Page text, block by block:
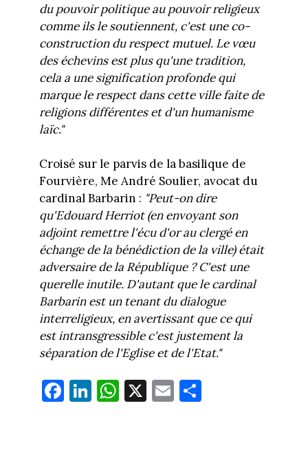
du pouvoir politique au pouvoir religieux
comme ils le soutiennent, c'est une co-
construction du respect mutuel. Le vœu
des échevins est plus qu'une tradition,
cela a une signification profonde qui
marque le respect dans cette ville faite de
religions différentes et d'un humanisme
laïc."
Croisé sur le parvis de la basilique de
Fourvière, Me André Soulier, avocat du
cardinal Barbarin : "Peut-on dire
qu'Edouard Herriot (en envoyant son
adjoint remettre l'écu d'or au clergé en
échange de la bénédiction de la ville) était
adversaire de la République ? C'est une
querelle inutile. D'autant que le cardinal
Barbarin est un tenant du dialogue
interreligieux, en avertissant que ce qui
est intransgressible c'est justement la
séparation de l'Eglise et de l'Etat."
Fa
ce
Li
nk
W
ha
X E
m
Pa